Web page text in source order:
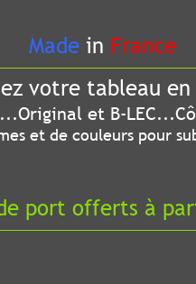
in France
votre tableau
et B-
et de couleurs pour
port offerts à